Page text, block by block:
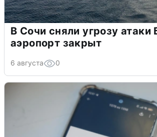
В Сочи сняли угрозу
аэропорт закрыт
6 августа 0